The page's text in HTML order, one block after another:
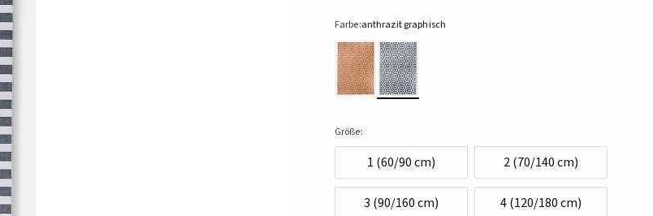
Farbe:anthrazit graphisch
Größe:
1 (60/90 cm) 2 (70/140 cm)
3 (90/160 cm) 4 (120/180 cm)